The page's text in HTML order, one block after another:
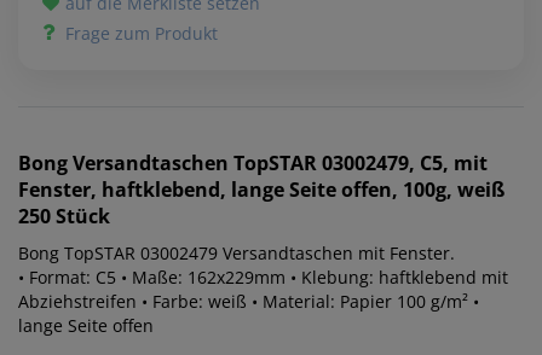
Frage zum Produkt
BongVersandtaschen TopSTAR 03002479, C5, mit
Fenster, haftklebend, lange Seite offen, 100g, weiß
250 Stück
Bong TopSTAR 03002479 Versandtaschen mit Fenster.
• Format: C5 • Maße: 162x229mm • Klebung: haftklebend mit
Abziehstreifen • Farbe: weiß • Material: Papier 100 g/m² •
lange Seite offen